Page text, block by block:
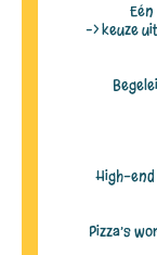
–> keuze
High-
Pizza’s